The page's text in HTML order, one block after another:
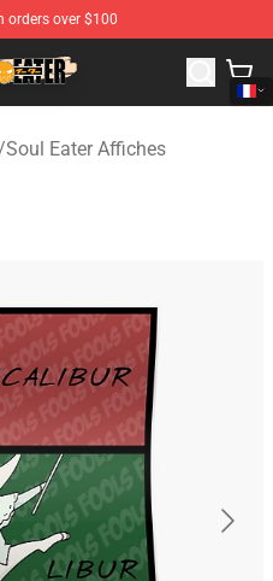
orders over $100
Eater Merchandise Shop
Soul Eater Affiches